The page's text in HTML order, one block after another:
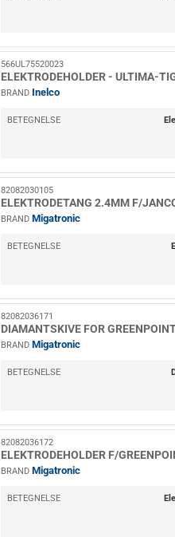
566UL75520023
ELEKTRODEHOLDER - ULTIMA-
BRAND Inelco
BETEGNELSE
82082030105
ELEKTRODETANG 2.4MM F/
BRAND Migatronic
BETEGNELSE
82082036171
DIAMANTSKIVE FOR
BRAND Migatronic
BETEGNELSE
82082036172
ELEKTRODEHOLDER F/
BRAND Migatronic
BETEGNELSE